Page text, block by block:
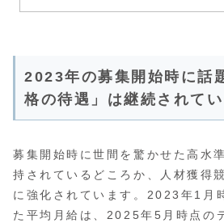
2023年の募集開始時に話
格の待遇」は継続されてい
募集開始時に世間を驚かせた高水
持されているどころか、人材獲得
に強化されています。2023年1月
た平均月給は、2025年5月時点の